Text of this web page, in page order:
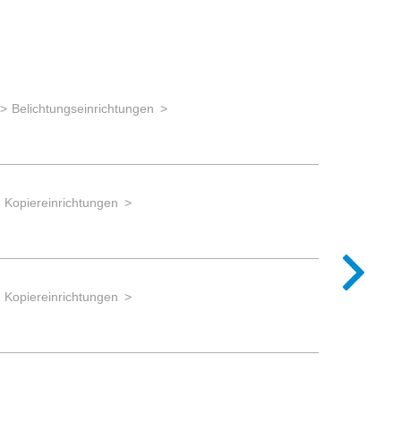
Belichtungseinrichtungen